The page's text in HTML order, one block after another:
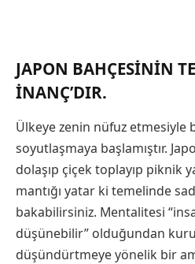
JAPON BAHÇESININ
İNANÇ’DIR.
Ülkeye zenin nüfuz etmesiyle
soyutlaşmaya başlamıştır.
dolaşıp çiçek toplayıp piknik
mantığı yatar ki temelinde
bakabilirsiniz. Mentalitesi
düşünebilir” olduğundan kuru
düşündürtmeye yönelik bir